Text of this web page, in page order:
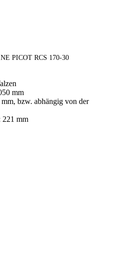
PICOT RCS 170-30
mm
bzw. abhängig von der
221 mm